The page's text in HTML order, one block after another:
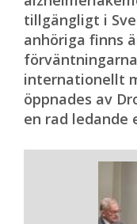
tillgängligt i
anhöriga finns
internationellt
öppnades av
en rad ledande